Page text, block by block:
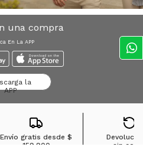
una compra
En La APP
la
APP
Envío gratis desde$
159.900
sin